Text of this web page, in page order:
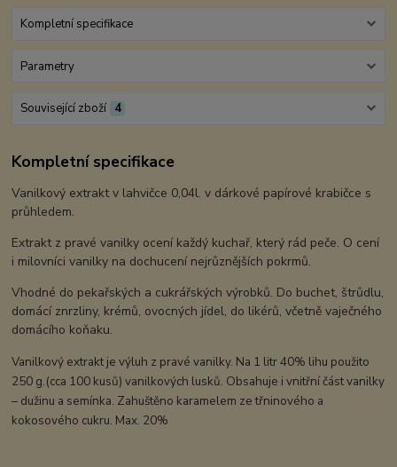
Kompletní specifikace
Parametry
Související zboží 4
Kompletní specifikace
Vanilkový extrakt v lahvičce 0,04l. v dárkové papírové krabičce s
průhledem.
Extrakt z pravé vanilky ocení každý kuchař, který rád peče. O cení
i milovníci vanilky na dochucení nejrůznějších pokrmů.
Vhodné do pekařských a cukrářských výrobků. Do buchet, štrůdlu,
domácí znrzliny, krémů, ovocných jídel, do likérů, včetně vaječného
domácího koňaku.
Vanilkový extrakt je výluh z pravé vanilky. Na 1 litr 40% lihu použito
250 g.(cca 100 kusů) vanilkových lusků. Obsahuje ivnitřní část vanilky
– dužinu a semínka. Zahuštěno karamelem ze třninového a
kokosového cukru. Max. 20%